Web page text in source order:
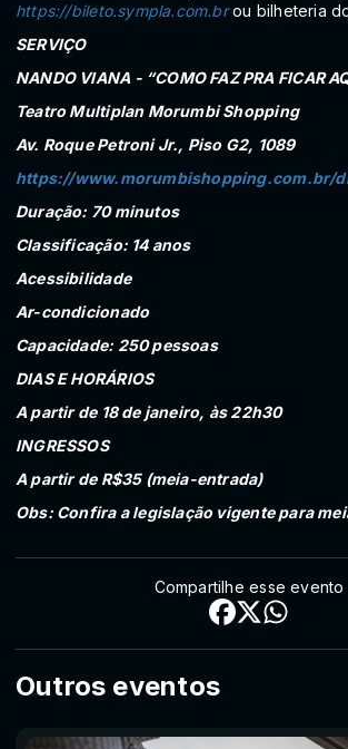
https://bileto.sympla.com.brou bilheteria
SERVIÇO
NANDO VIANA - “COMO FAZ PRA FICAR
Teatro Multiplan Morumbi Shopping
Av. Roque Petroni Jr., Piso G2, 1089
https://www.morumbishopping.com.br/
Duração: 70 minutos
Classificação: 14 anos
Acessibilidade
Ar-condicionado
Capacidade: 250 pessoas
DIAS E HORÁRIOS
A partir de 18 de janeiro, às 22h30
INGRESSOS
A partir de R$35 (meia-entrada)
Obs: Confira a legislação vigente para
Outros eventos
Compartilhe esse evento